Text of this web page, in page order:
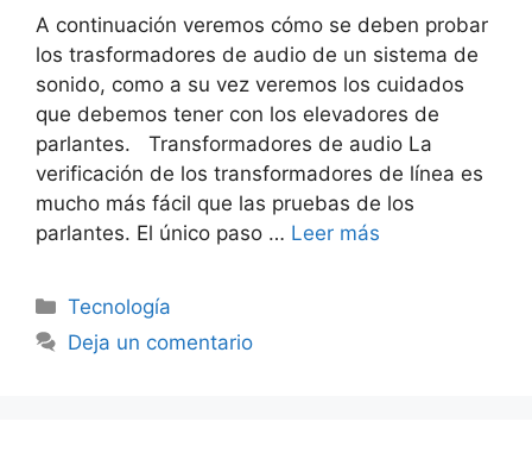
A continuación veremos cómo se deben probar
los trasformadores de audio de un sistema de
sonido, como a su vez veremos los cuidados
que debemos tener con los elevadores de
parlantes. Transformadores de audio La
verificación de los transformadores de línea es
mucho más fácil que las pruebas de los
parlantes. El único paso … Leer más
Categorías
Tecnología
Deja un comentario